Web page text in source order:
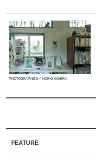
PHOTOGRAPHS BY NORIO KIDERA
FEATURE